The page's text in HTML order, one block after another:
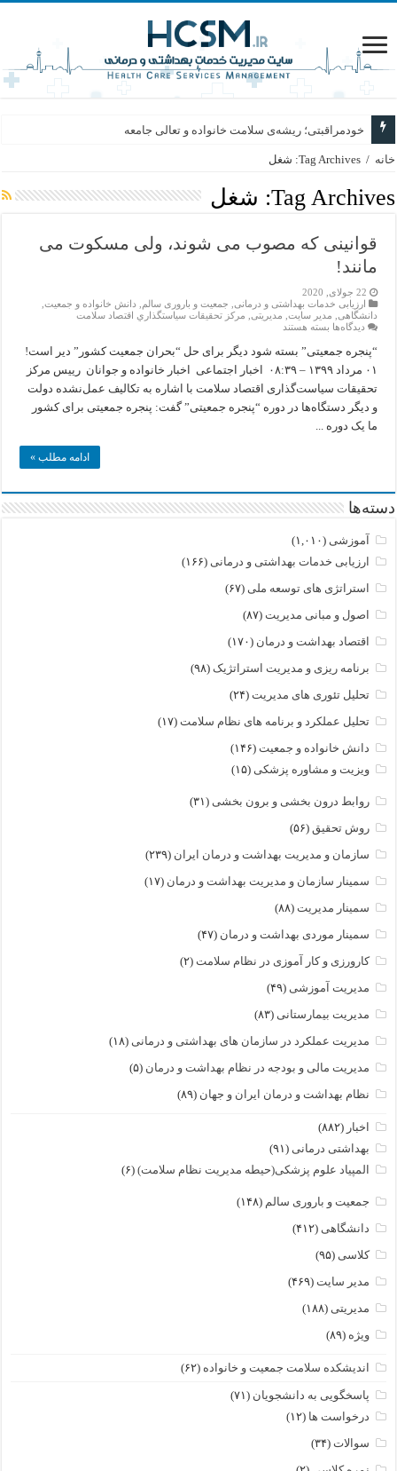
خودمراقبتی؛ ریشه‌ی سلامت خانواده و تعالی جامعه
خانه / Tag Archives: شغل
Tag Archives: شغل
قوانینی که مصوب می شوند، ولی مسکوت می
مانند!
22 جولای, 2020
ارزیابی خدمات بهداشتی و درمانی
جمعیت و باروری سالم دانش خانواده و جمعیت
دانشگاهی
مدیر سایت مدیریتی
مركز تحقيقات سياستگذاري اقتصاد سلامت
دیدگاه‌ها برای
که
می
شوند،
ولی
مسکوت
مانند!
بسته هستند
“پنجره جمعیتی” بسته شود دیگر برای حل “بحران جمعیت کشور” دیر است!
۰۱ مرداد ۱۳۹۹ – ۰۸:۳۹ اخبار اجتماعی اخبار خانواده و جوانان رییس مرکز
تحقیقات سیاست‌گذاری اقتصاد سلامت با اشاره به تکالیف عمل‌نشده دولت
و دیگر دستگاه‌ها در دوره “پنجره جمعیتی” گفت: پنجره جمعیتی برای کشور
ما یک دوره ...
ادامه مطلب »
دسته‌ها
آموزشی (۱,۰۱۰)
ارزیابی خدمات بهداشتی و درمانی (۱۶۶)
استراتژی های توسعه ملی (۶۷)
اصول و مبانی مدیریت (۸۷)
اقتصاد بهداشت و درمان (۱۷۰)
برنامه ریزی و مدیریت استراتژیک (۹۸)
تحلیل تئوری های مدیریت (۲۴)
تحلیل عملکرد و برنامه های نظام سلامت (۱۷)
دانش خانواده و جمعیت (۱۴۶)
ویزیت و مشاوره پزشکی (۱۵)
روابط درون بخشی و برون بخشی (۳۱)
روش تحقیق (۵۶)
سازمان و مدیریت بهداشت و درمان ایران (۲۳۹)
سمینار سازمان و مدیریت بهداشت و درمان (۱۷)
سمینار مدیریت (۸۸)
سمینار موردی بهداشت و درمان (۴۷)
کارورزی و کار آموزی در نظام سلامت (۲)
مدیریت آموزشی (۴۹)
مدیریت بیمارستانی (۸۳)
مدیریت عملکرد در سازمان های بهداشتی و درمانی (۱۸)
مدیریت مالی و بودجه در نظام بهداشت و درمان (۵)
نظام بهداشت و درمان ایران و جهان (۸۹)
اخبار (۸۸۲)
بهداشتی درمانی (۹۱)
المپیاد علوم پزشکی(حیطه مدیریت نظام سلامت) (۶)
جمعیت و باروری سالم (۱۴۸)
دانشگاهی (۴۱۲)
کلاسی (۹۵)
مدیر سایت (۴۶۹)
مدیریتی (۱۸۸)
ویژه (۸۹)
اندیشکده سلامت جمعیت و خانواده (۶۲)
پاسخگویی به دانشجویان (۷۱)
درخواست ها (۱۲)
سوالات (۳۴)